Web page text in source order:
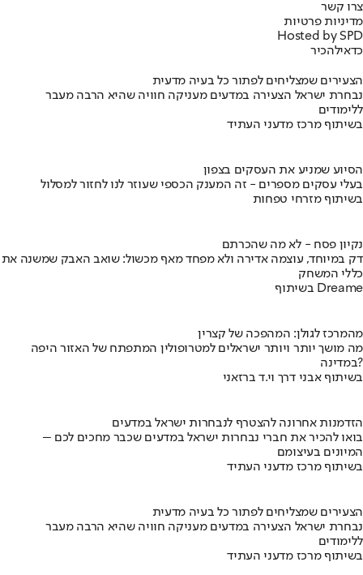
צרו קשר
מדיניות פרטיות
Hosted by SPD
כדאילהכיר
הצעירים שמצליחים לפתור כל בעיה מדעית
נבחרת ישראל הצעירה במדעים מעניקה חוויה שהיא הרבה מעבר
ללימודים
בשיתוף מרכז מדעני העתיד
הסיוע שמניע את העסקים בצפון
בעלי עסקים מספרים - זה המענק הכספי שעוזר לנו לחזור למסלול
בשיתוף מזרחי טפחות
נקיון פסח - לא מה שהכרתם
דק במיוחד, עוצמה אדירה ולא מפחד מאף מכשול: שואב האבק שמשנה את
כללי המשחק
בשיתוף Dreame
מהמרכז לגולן: המהפכה של קצרין
מה מושך יותר ויותר ישראלים למטרופולין המתפתח של האזור היפה
במדינה?
בשיתוף אבני דרך וי.ד ברזאני
הזדמנות אחרונה להצטרף לנבחרות ישראל במדעים
בואו להכיר את חברי נבחרות ישראל במדעים שכבר מחכים לכם –
המיונים בעיצומם
בשיתוף מרכז מדעני העתיד
הצעירים שמצליחים לפתור כל בעיה מדעית
נבחרת ישראל הצעירה במדעים מעניקה חוויה שהיא הרבה מעבר
ללימודים
בשיתוף מרכז מדעני העתיד